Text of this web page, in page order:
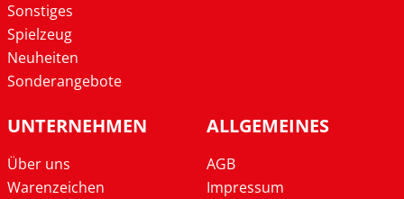
Sonstiges
Spielzeug
Neuheiten
Sonderangebote
UNTERNEHMEN
Über uns
Warenzeichen
ALLGEMEINES
AGB
Impressum